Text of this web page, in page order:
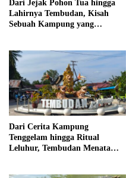
Dari Jejak Pohon Tua hingga
Lahirnya Tembudan, Kisah
Sebuah Kampung yang
Dari Cerita Kampung
Tenggelam hingga Ritual
Leluhur, Tembudan Menata